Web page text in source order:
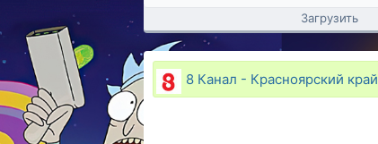
Загрузить
8 Канал - Красноярский край